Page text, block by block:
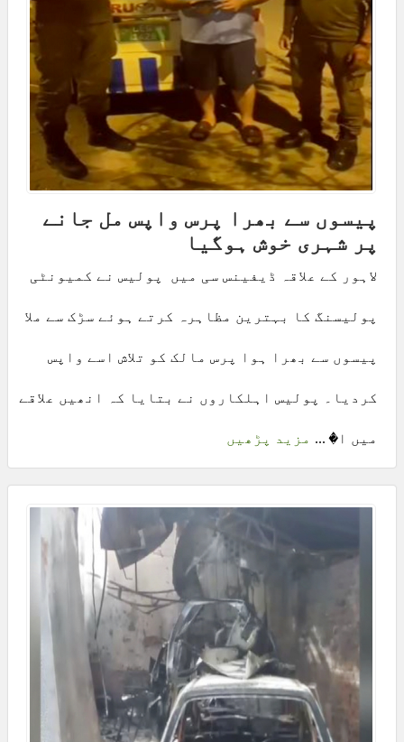
پیسوں سے بھرا پرس واپس مل جانے
پر شہری خوش ہوگیا
لاہور کے علاقہ ڈیفینس سی میں پولیس نے کمیونٹی
پولیسنگ کا بہترین مظاہرہ کرتے ہوئے سڑک سے ملا
پیسوں سے بھرا ہوا پرس مالک کو تلاش اسے واپس
کردیا۔ پولیس اہلکاروں نے بتایا کہ انھیں علاقے
میں ا� ... مزید پڑھیں